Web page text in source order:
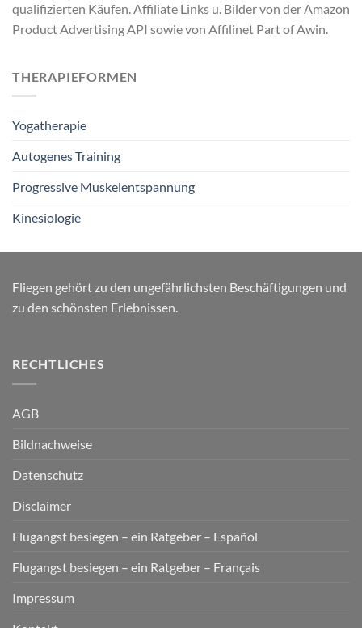
qualifizierten Käufen. Affiliate Links u. Bilder von der Amazon
Product Advertising API sowie von Affilinet Part of Awin.
THERAPIEFORMEN
Yogatherapie
Autogenes Training
Progressive Muskelentspannung
Kinesiologie
Fliegen gehört zu den ungefährlichsten Beschäftigungen und
zu den schönsten Erlebnissen.
RECHTLICHES
AGB
Bildnachweise
Datenschutz
Disclaimer
Flugangst besiegen – ein Ratgeber – Español
Flugangst besiegen – ein Ratgeber – Français
Impressum